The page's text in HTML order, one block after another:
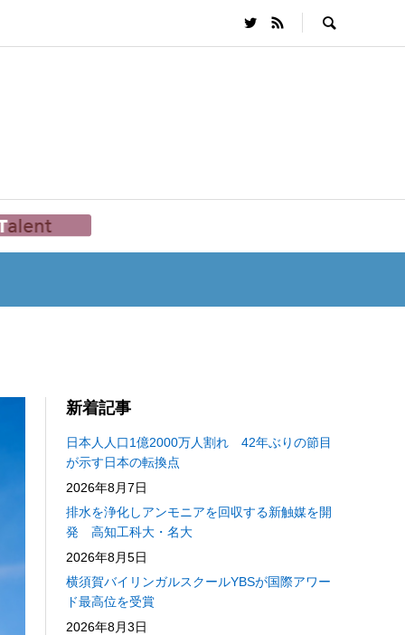
新着記事
日本人人口1億2000万人割れ 42年ぶりの節目
が示す日本の転換点
2026年8月7日
排水を浄化しアンモニアを回収する新触媒を開
発 高知工科大・名大
2026年8月5日
横須賀バイリンガルスクールYBSが国際アワー
ド最高位を受賞
2026年8月3日